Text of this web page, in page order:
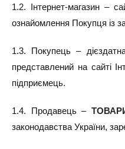
1.2. Інтернет-магазин –
ознайомлення Покупця із
1.3. Покупець –
представлений на сайті
підприємець.
1.4. Продавець –
законодавства України,